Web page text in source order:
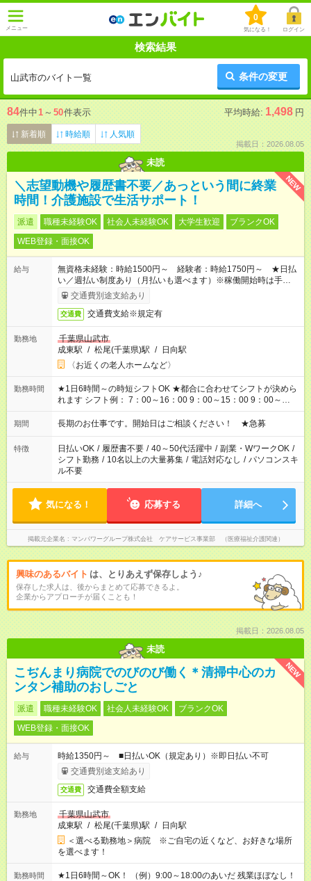
メニュー
0
気になる！ ログイン
検索結果
山武市のバイト一覧 条件の変更
84件中1 ～ 50件表示 平均時給: 1,498 円
新着順 時給順 人気順
掲載日：2026.08.05
未読
NEW
＼志望動機や履歴書不要／あっという間に終業
時間！介護施設で生活サポート！
派遣 職種未経験OK 社会人未経験OK 大学生歓迎
ブランクOK
WEB登録・面接OK
給与
無資格未経験：時給1500円～ 経験者：時給1750円～ ★日払
い／週払い制度あり（月払いも選べます）※稼働開始時は手続き
完了次第のお支払いとなります。
交通費別途支給あり
交通費 交通費支給※規定有
勤務地
千葉県山武市
成東駅 / 松尾(千葉県)駅 / 日向駅
〈お近くの老人ホームなど〉
勤務時間
★1日6時間～の時短シフトOK ★都合に合わせてシフトが決めら
れます シフト例： 7：00～16：00 9：00～15：00 9：00～
18：00 11：00～20：00 など ※Wワークの場合、他のお仕事と
合わせ週40時間超の就業はご案内できません ※法令に基づき、
派遣法（日雇い派遣の原則禁止）により、短時間・短期間の就
業はご案内が難しい場合があります
期間 長期のお仕事です。開始日はご相談ください！ ★急募
特徴 日払いOK / 履歴書不要 / 40～50代活躍中 / 副業・WワークOK /
シフト勤務 / 10名以上の大量募集 / 電話対応なし / パソコンスキ
ル不要
気になる！ 応募する 詳細へ
掲載元企業名 マンパワーグループ株式会社 ケアサービス事業部 （医療福祉介護関連）
興味のあるバイト は、とりあえず保存しよう♪
保存した求人は、後からまとめて応募できるよ。
企業からアプローチが届くことも！
掲載日：2026.08.05
未読
NEW
こぢんまり病院でのびのび働く＊清掃中心のカ
ンタン補助のおしごと
派遣 職種未経験OK 社会人未経験OK
ブランクOK
WEB登録・面接OK
給与
時給1350円～ ■日払いOK（規定あり）※即日払い不可
交通費別途支給あり
交通費 交通費全額支給
勤務地
千葉県山武市
成東駅 / 松尾(千葉県)駅 / 日向駅
＜選べる勤務地＞病院 ※ご自宅の近くなど、お好きな場所
を選べます！
勤務時間
★1日6時間～OK！ （例）9:00～18:00のあいだ 残業ほぼなし！